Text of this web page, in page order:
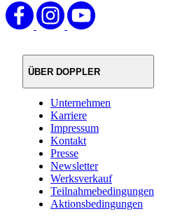
ÜBER DOPPLER
Unternehmen
Karriere
Impressum
Kontakt
Presse
Newsletter
Werksverkauf
Teilnahmebedingungen
Aktionsbedingungen